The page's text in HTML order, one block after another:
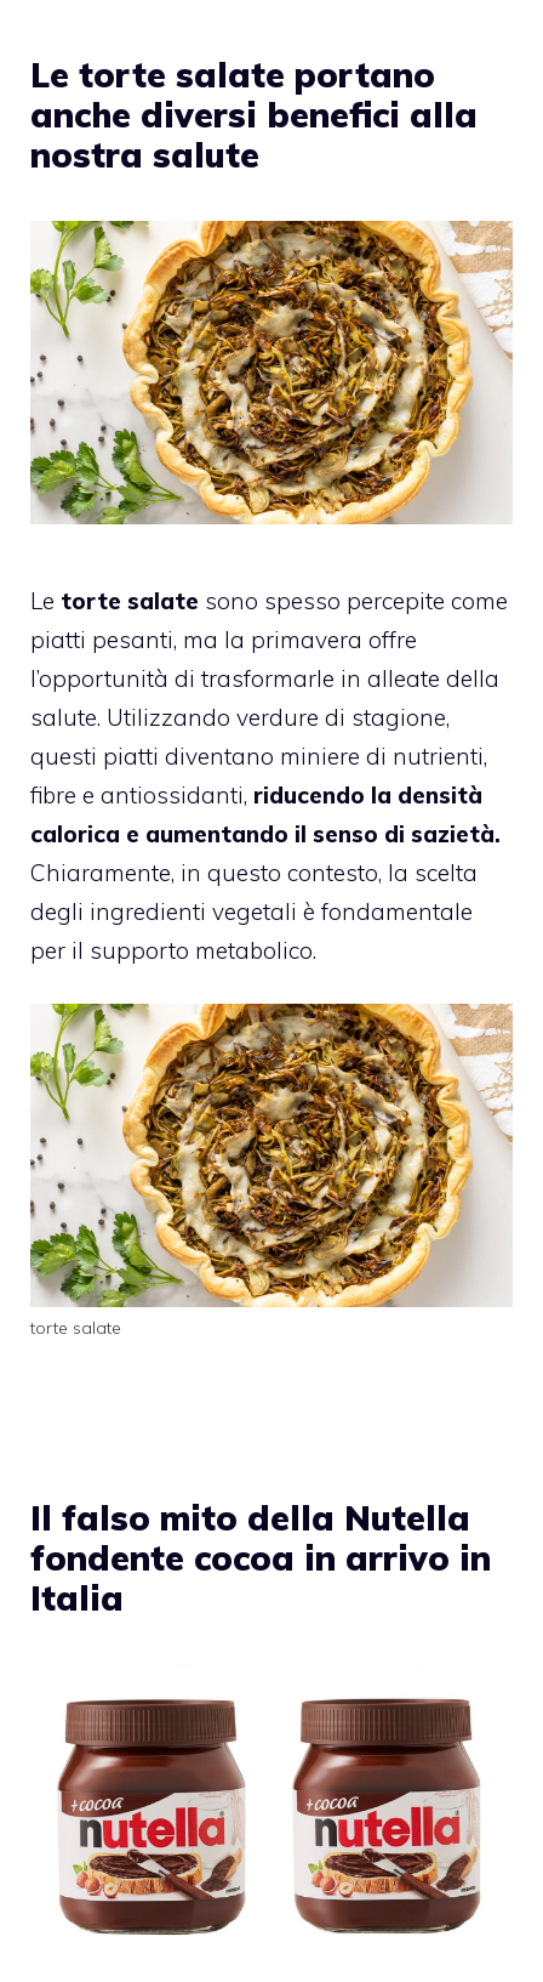
Le torte salate portano
anche diversi benefici alla
nostra salute
Le torte salate sono spesso percepite come
piatti pesanti, ma la primavera offre
l’opportunità di trasformarle in alleate della
salute. Utilizzando verdure di stagione,
questi piatti diventano miniere di nutrienti,
fibre e antiossidanti, riducendo la densità
calorica e aumentando il senso di sazietà.
Chiaramente, in questo contesto, la scelta
degli ingredienti vegetali è fondamentale
per il supporto metabolico.
torte salate
Il falso mito della Nutella
fondente cocoa in arrivo in
Italia